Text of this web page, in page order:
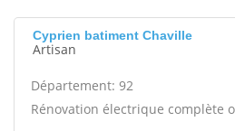
Cyprien batiment Chaville
Artisan
Département: 92
Rénovation électrique complète